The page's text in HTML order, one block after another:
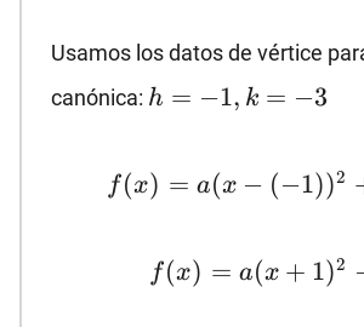
Usamos los datos de vértice
canónica: h=-1,
h = −1, k = −3
f(x)=a(x-
(-1))^2+
f(x) = a(x − (−1))2
f(x)=a(x+1)^2-
f(x) = a(x + 1)2